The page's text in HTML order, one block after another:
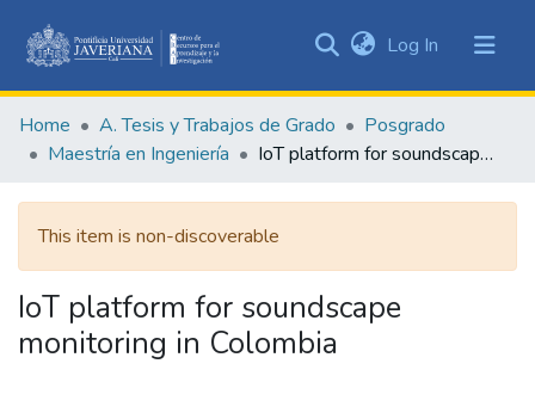
&
Collections
Statistics
Log In (current)
Home A. Tesis y Trabajos de Grado
Posgrado
Maestría en Ingeniería
IoT platform for soundscape monitoring in Colombia
This item is non-discoverable
IoT platform for soundscape
monitoring in Colombia